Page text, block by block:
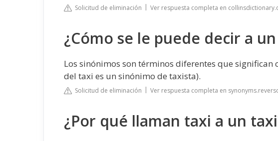
Solicitud de eliminación Ver respuesta completa en
¿Cómo se le puede decir a
Los sinónimos son términos diferentes que
del taxi es un sinónimo de taxista).
Solicitud de eliminación Ver respuesta completa en
¿Por qué llaman taxi a un